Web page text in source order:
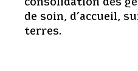
de soin, d’accueil,
terres.